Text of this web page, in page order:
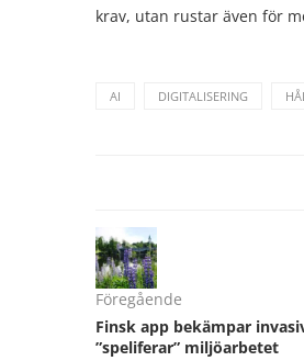
krav, utan rustar även för
AI DIGITALISERING
Föregående
Finsk app bekämpar
”speliferar” miljöarbetet